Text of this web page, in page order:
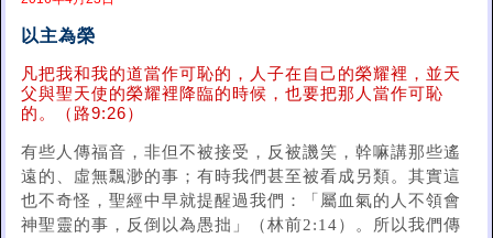
以主為榮
凡把我和我的道當作可恥的，人子在自己的榮耀裡，並天
父與聖天使的榮耀裡降臨的時候，也要把那人當作可恥
的。（路9:26）
有些人傳福音，非但不被接受，反被譏笑，幹嘛講那些遙
遠的、虛無飄渺的事；有時我們甚至被看成另類。其實這
也不奇怪，聖經中早就提醒過我們：「屬血氣的人不領會
神聖靈的事，反倒以為愚拙」（林前2:14）。所以我們傳